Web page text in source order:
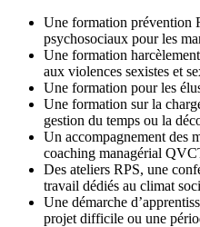
Une formation prévention
psychosociaux pour les
Une formation
aux violences sexistes et
Une formation pour les
Une formation sur la
gestion du temps ou la
Un accompagnement des
coaching managérial
Des ateliers RPS, une
travail dédiés au climat
Une démarche
projet difficile ou une